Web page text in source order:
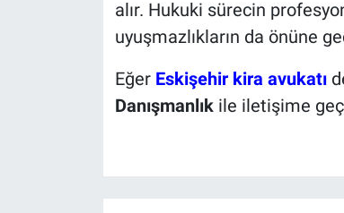
alır. Hukuki sürecin
uyuşmazlıkların da önüne
Eğer Eskişehir kira avukatı
Danışmanlıkile iletişime